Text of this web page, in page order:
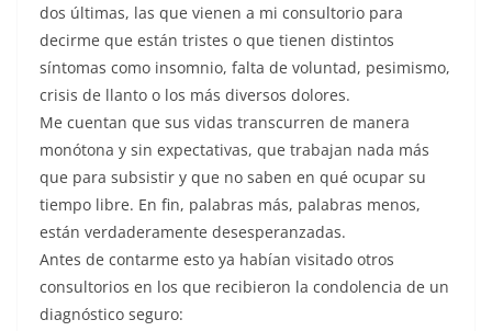
dos últimas, las que vienen a mi consultorio para
decirme que están tristes o que tienen distintos
síntomas como insomnio, falta de voluntad, pesimismo,
crisis de llanto o los más diversos dolores.
Me cuentan que sus vidas transcurren de manera
monótona y sin expectativas, que trabajan nada más
que para subsistir y que no saben en qué ocupar su
tiempo libre. En fin, palabras más, palabras menos,
están verdaderamente desesperanzadas.
Antes de contarme esto ya habían visitado otros
consultorios en los que recibieron la condolencia de un
diagnóstico seguro: